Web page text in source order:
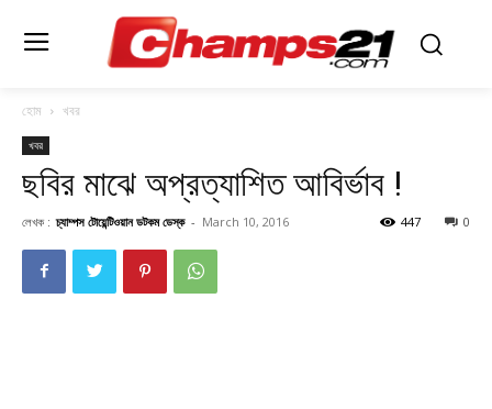
হোম খবর
খবর
ছবির মাঝে অপ্রত্যাশিত আবির্ভাব !
লেখক : চ্যাম্পস টোয়েন্টিওয়ান ডটকম ডেস্ক - March 10, 2016 0
447